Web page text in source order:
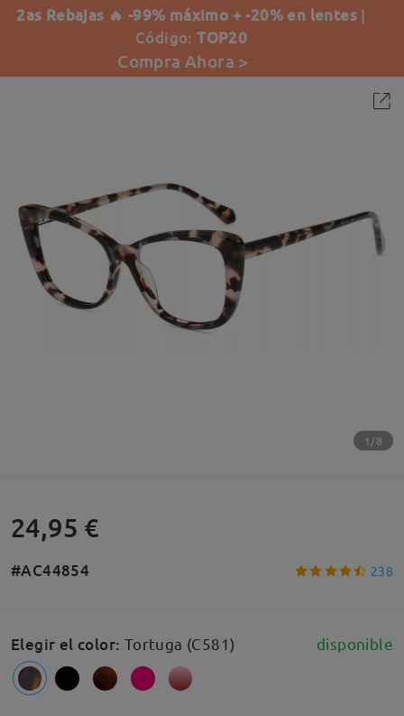
2as Rebajas 🔥 -99% máximo + -20% en lentes |
Código:TOP20
Compra Ahora >
1/8
24,95 €
#AC44854 238
Elegir el color: Tortuga (C581) disponible